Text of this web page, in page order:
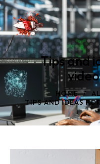
Tips and
HOME
TIPS AND IDEAS